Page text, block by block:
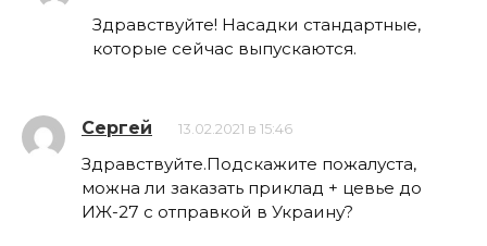
Здравствуйте! Насадки стандартные,
которые сейчас выпускаются.
Сергей 13.02.2021 в 15:46
Здравствуйте.Подскажите пожалуста,
можна ли заказать приклад + цевье до
ИЖ-27 с отправкой в Украину?